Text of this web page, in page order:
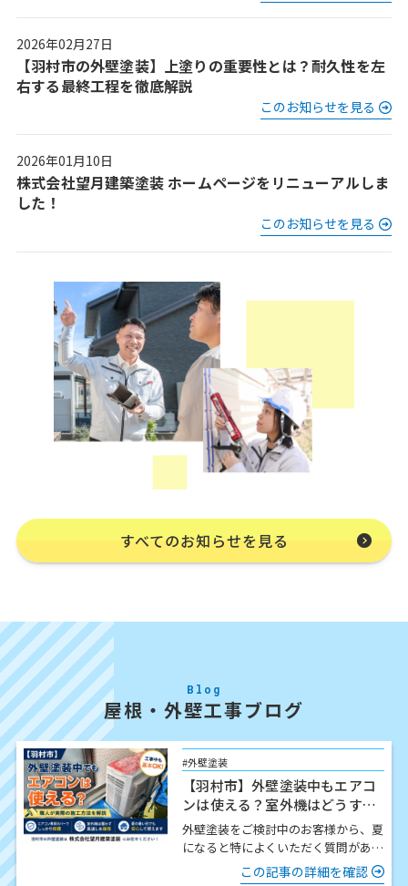
2026年02月27日
【羽村市の外壁塗装】上塗りの重要性とは？耐久性を左
右する最終工程を徹底解説
このお知らせを見る
2026年01月10日
株式会社望月建築塗装 ホームページをリニューアルしま
した！
このお知らせを見る
すべてのお知らせを見る
Blog
屋根・外壁工事ブログ
#外壁塗装
【羽村市】外壁塗装中もエアコ
ンは使える？室外機はどうす
る？職人が解説
外壁塗装をご検討中のお客様から、夏
になると特によくいただく質問があり
この記事の詳細を確認